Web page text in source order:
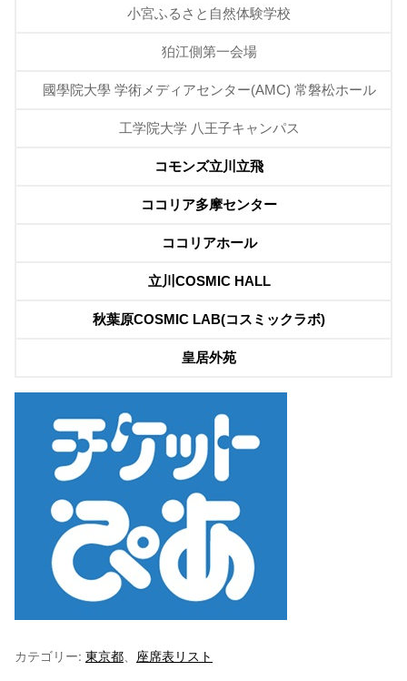
小宮ふるさと自然体験学校
狛江側第一会場
國學院大學 学術メディアセンター(AMC) 常磐松ホール
工学院大学 八王子キャンパス
コモンズ立川立飛
ココリア多摩センター
ココリアホール
立川COSMIC HALL
秋葉原COSMIC LAB(コスミックラボ)
皇居外苑
カテゴリー: 東京都 座席表リスト